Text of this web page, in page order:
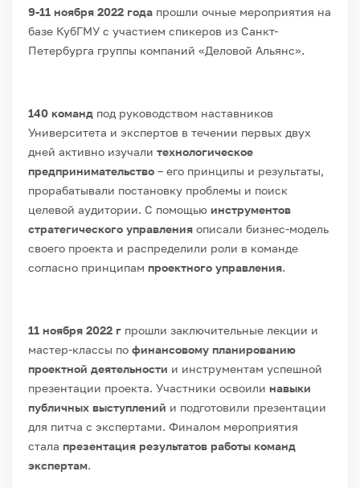
9-11 ноября 2022 года прошли очные мероприятия на
базе КубГМУ с участием спикеров из Санкт-
Петербурга группы компаний «Деловой Альянс».
140 команд под руководством наставников
Университета и экспертов в течении первых двух
дней активно изучали технологическое
предпринимательство – его принципы и результаты,
прорабатывали постановку проблемы и поиск
целевой аудитории. С помощью инструментов
стратегического управления описали бизнес-модель
своего проекта и распределили роли в команде
согласно принципам проектного управления.
11 ноября 2022 г прошли заключительные лекции и
мастер-классы по финансовому планированию
проектной деятельности и инструментам успешной
презентации проекта. Участники освоили навыки
публичных выступлений и подготовили презентации
для питча с экспертами. Финалом мероприятия
стала презентация результатов работы команд
экспертам.